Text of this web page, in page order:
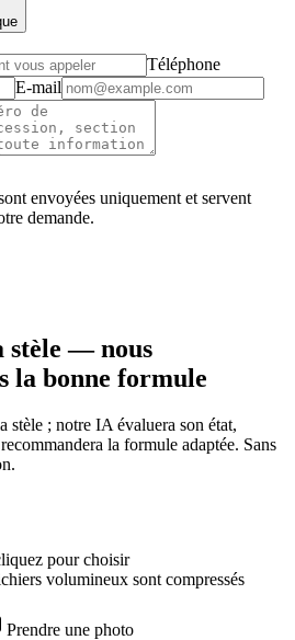
Téléphone
E-mail
envoyées uniquement et servent
demande.
stèle — nous
la bonne formule
stèle ; notre IA évaluera son état,
la formule adaptée. Sans
pour choisir
volumineux sont compressés
Prendre une photo